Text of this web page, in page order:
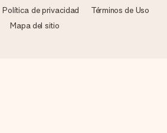
Política de privacidad
Términos de Uso
Mapa del sitio